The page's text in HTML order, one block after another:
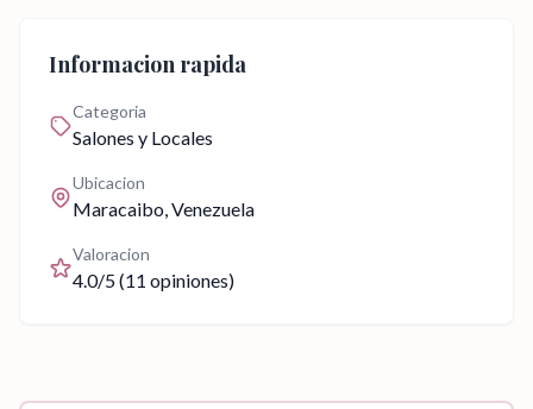
Informacion rapida
Categoria
Salones y Locales
Ubicacion
Maracaibo, Venezuela
Valoracion
4.0/5 (11 opiniones)